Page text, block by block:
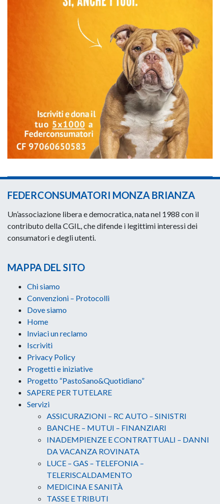
FEDERCONSUMATORI MONZA BRIANZA
Un’associazione libera e democratica, nata nel 1988 con il
contributo della CGIL, che difende i legittimi interessi dei
consumatori e degli utenti.
MAPPA DEL SITO
Chi siamo
Convenzioni – Protocolli
Dove siamo
Home
Inviaci un reclamo
Iscriviti
Privacy Policy
Progetti e iniziative
Progetto “PastoSano&Quotidiano”
SAPERE PER TUTELARE
Servizi
ASSICURAZIONI – RC AUTO – SINISTRI
BANCHE – MUTUI – FINANZIARI
INADEMPIENZE E CONTRATTUALI – DANNI
DA VACANZA ROVINATA
LUCE – GAS – TELEFONIA –
TELERISCALDAMENTO
MEDICINA E SANITÀ
TASSE E TRIBUTI